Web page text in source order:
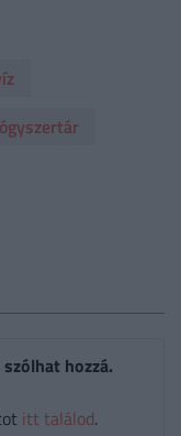
hozzá.
itt találod.